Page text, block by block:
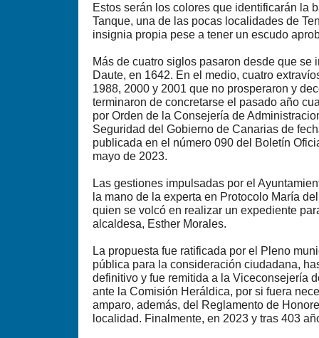
Estos serán los colores que identificarán la
Tanque, una de las pocas localidades de
insignia propia pese a tener un escudo
Más de cuatro siglos pasaron desde que se
Daute, en 1642. En el medio, cuatro
1988, 2000 y 2001 que no prosperaron y
terminaron de concretarse el pasado año
por Orden de la Consejería de
Seguridad del Gobierno de Canarias de
publicada en el número 090 del Boletín
mayo de 2023.
Las gestiones impulsadas por el
la mano de la experta en Protocolo María
quien se volcó en realizar un expediente
alcaldesa, Esther Morales.
La propuesta fue ratificada por el Pleno
pública para la consideración ciudadana,
definitivo y fue remitida a la Viceconsejería
ante la Comisión Heráldica, por si fuera
amparo, además, del Reglamento de
localidad. Finalmente, en 2023 y tras 403